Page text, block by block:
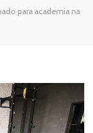
para academia na